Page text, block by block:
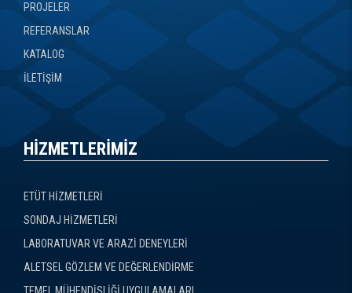
PROJELER
REFERANSLAR
KATALOG
İLETİŞİM
HİZMETLERİMİZ
ETÜT HİZMETLERİ
SONDAJ HİZMETLERİ
LABORATUVAR VE ARAZİ DENEYLERİ
ALETSEL GÖZLEM VE DEĞERLENDİRME